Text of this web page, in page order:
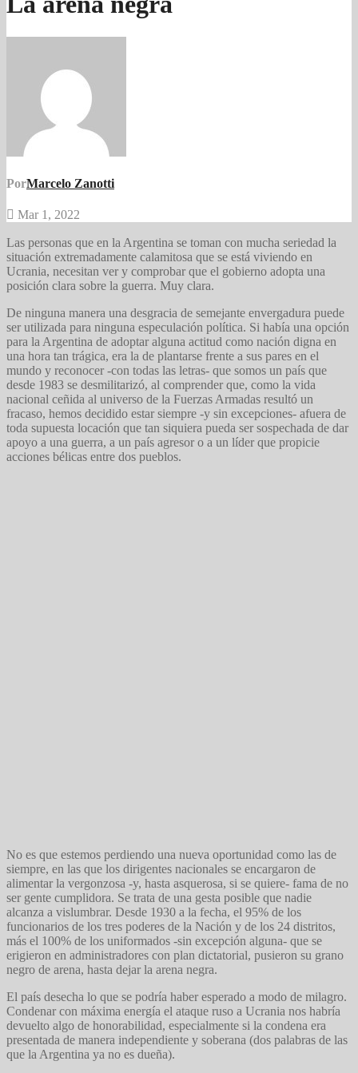
PorMarcelo Zanotti
Mar 1, 2022
Las personas que en la Argentina se toman con mucha seriedad la
situación extremadamente calamitosa que se está viviendo en
Ucrania, necesitan ver y comprobar que el gobierno adopta una
posición clara sobre la guerra. Muy clara.
De ninguna manera una desgracia de semejante envergadura puede
ser utilizada para ninguna especulación política. Si había una opción
para la Argentina de adoptar alguna actitud como nación digna en
una hora tan trágica, era la de plantarse frente a sus pares en el
mundo y reconocer -con todas las letras- que somos un país que
desde 1983 se desmilitarizó, al comprender que, como la vida
nacional ceñida al universo de la Fuerzas Armadas resultó un
fracaso, hemos decidido estar siempre -y sin excepciones- afuera de
toda supuesta locación que tan siquiera pueda ser sospechada de dar
apoyo a una guerra, a un país agresor o a un líder que propicie
acciones bélicas entre dos pueblos.
No es que estemos perdiendo una nueva oportunidad como las de
siempre, en las que los dirigentes nacionales se encargaron de
alimentar la vergonzosa -y, hasta asquerosa, si se quiere- fama de no
ser gente cumplidora. Se trata de una gesta posible que nadie
alcanza a vislumbrar. Desde 1930 a la fecha, el 95% de los
funcionarios de los tres poderes de la Nación y de los 24 distritos,
más el 100% de los uniformados -sin excepción alguna- que se
erigieron en administradores con plan dictatorial, pusieron su grano
negro de arena, hasta dejar la arena negra.
El país desecha lo que se podría haber esperado a modo de milagro.
Condenar con máxima energía el ataque ruso a Ucrania nos habría
devuelto algo de honorabilidad, especialmente si la condena era
presentada de manera independiente y soberana (dos palabras de las
que la Argentina ya no es dueña).